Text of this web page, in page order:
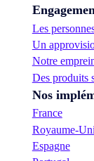
Les
Un
Notre
Des produits
Nos
France
Royaume-Uni
Espagne